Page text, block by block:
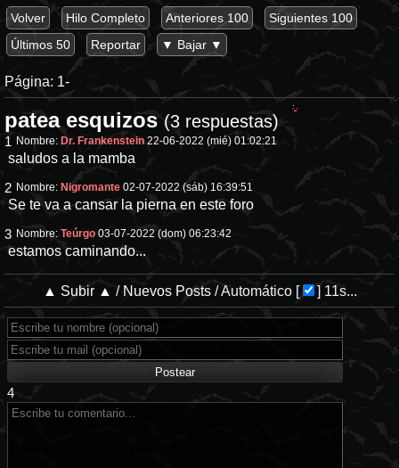
Volver Hilo Completo Anteriores 100
Siguientes 100
Últimos 50
Reportar ▼ Bajar ▼
Página: 1-
patea esquizos(3 respuestas)
1 Nombre: Dr. Frankenstein 22-06-2022 (mié) 01:02:21
saludos a la mamba
2 Nombre: Nigromante 02-07-2022 (sáb) 16:39:51
Se te va a cansar la pierna en este foro
3 Nombre:Teúrgo 03-07-2022 (dom) 06:23:42
estamos caminando...
▲ Subir ▲ / Nuevos Posts/Automático[ ] 11s...
4